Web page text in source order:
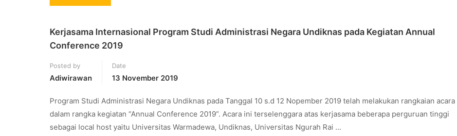
Kerjasama Internasional Program Studi Administrasi Negara Undiknas pada Kegiatan Annual
Conference 2019
Posted by
Adiwirawan
Date
13 November 2019
Program Studi Administrasi Negara Undiknas pada Tanggal 10 s.d 12 Nopember 2019 telah melakukan rangkaian acara
dalam rangka kegiatan “Annual Conference 2019”. Acara ini terselenggara atas kerjasama beberapa perguruan tinggi
sebagai local host yaitu Universitas Warmadewa, Undiknas, Universitas Ngurah Rai …